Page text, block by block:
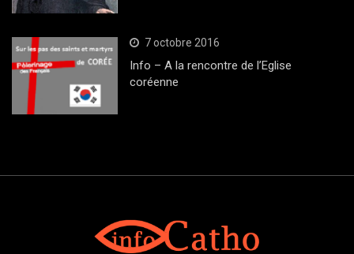
7 octobre 2016
Info – A la rencontre de l’Eglise
coréenne